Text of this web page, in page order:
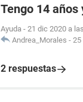
Tengo 14
Ayuda - 21 dic 2020 a
Andrea_Morales - 25
2 respuestas